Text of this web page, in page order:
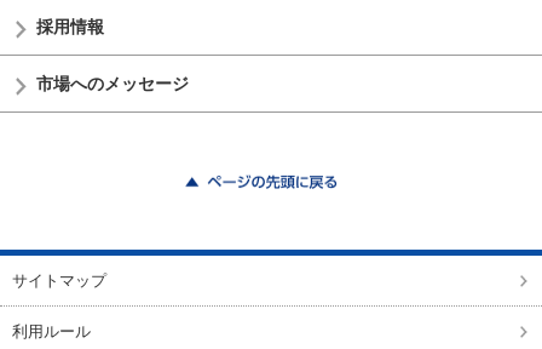
採用情報
市場へのメッセージ
サイトマップ
利用ルール